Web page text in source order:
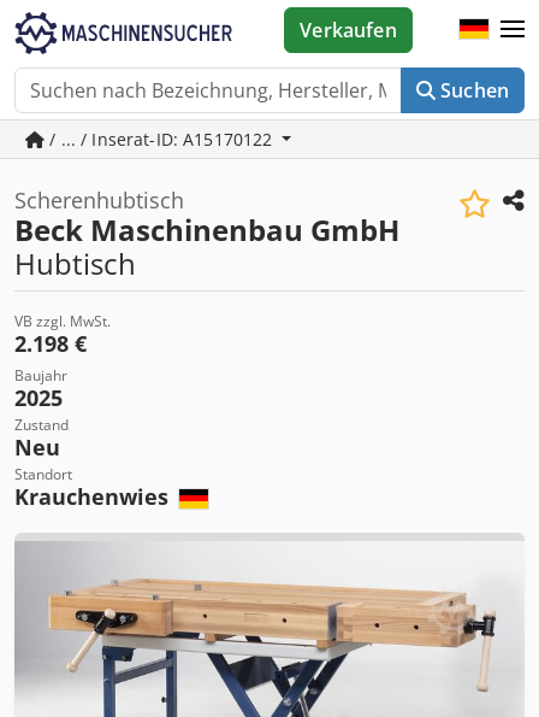
Suchen
Verkaufen
/ ... / Inserat-ID: A15170122
Scherenhubtisch
Beck Maschinenbau GmbH
Hubtisch
VB zzgl. MwSt.
2.198 €
Baujahr
2025
Zustand
Neu
Standort
Krauchenwies